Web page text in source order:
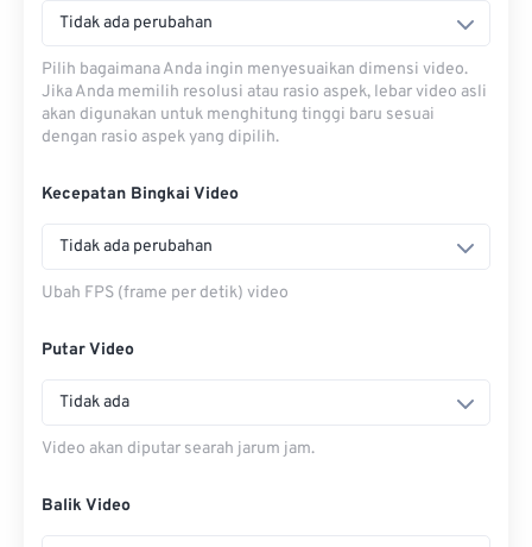
Tidak ada perubahan
Pilih bagaimana Anda ingin menyesuaikan dimensi video.
Jika Anda memilih resolusi atau rasio aspek, lebar video asli
akan digunakan untuk menghitung tinggi baru sesuai
dengan rasio aspek yang dipilih.
Kecepatan Bingkai Video
Tidak ada perubahan
Ubah FPS (frame per detik) video
Putar Video
Tidak ada
Video akan diputar searah jarum jam.
Balik Video